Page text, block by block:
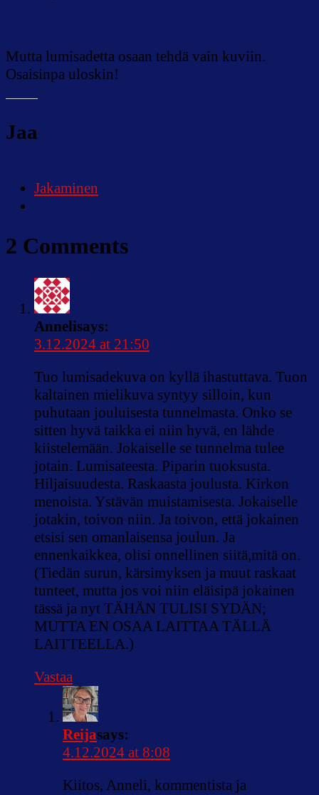
Mutta lumisadetta osaan tehdä vain kuviin.
Osaisinpa uloskin!
Jaa
Jakaminen
2 Comments
Annelisays:
3.12.2024 at 21:50
Tuo lumisadekuva on kyllä ihastuttava. Tuon
kaltainen mielikuva syntyy silloin, kun
puhutaan jouluisesta tunnelmasta. Onko se
sitten hyvä taikka ei niin hyvä, en lähde
kiistelemään. Jokaiselle se tunnelma tulee
jotain. Lumisateesta. Piparin tuoksusta.
Hiljaisuudesta. Raskaasta joulusta. Kirkon
menoista. Ystävän muistamisesta. Jokaiselle
jotakin, toivon niin. Ja toivon, että jokainen
etsisi sen omanlaisensa joulun. Ja
ennenkaikkea, olisi onnellinen siitä,mitä on.
(Tiedän surun, kärsimyksen ja muut raskaat
tunteet, mutta jos voi niin eläisipä jokainen
tässä ja nyt TÄHÄN TULISI SYDÄN;
MUTTA EN OSAA LAITTAA TÄLLÄ
LAITTEELLA.)
Vastaa
Reijasays:
4.12.2024 at 8:08
Kiitos, Anneli, kommentista ja